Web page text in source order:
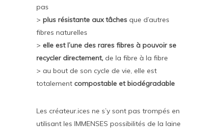
pas
> plus résistante aux tâches que d’autres
fibres naturelles
> elle est l’une des rares fibres à pouvoir se
recycler directement, de la fibre à la fibre
> au bout de son cycle de vie, elle est
totalement compostable et biodégradable
Les créateur.ices ne s’y sont pas trompés en
utilisant les IMMENSES possibilités de la laine